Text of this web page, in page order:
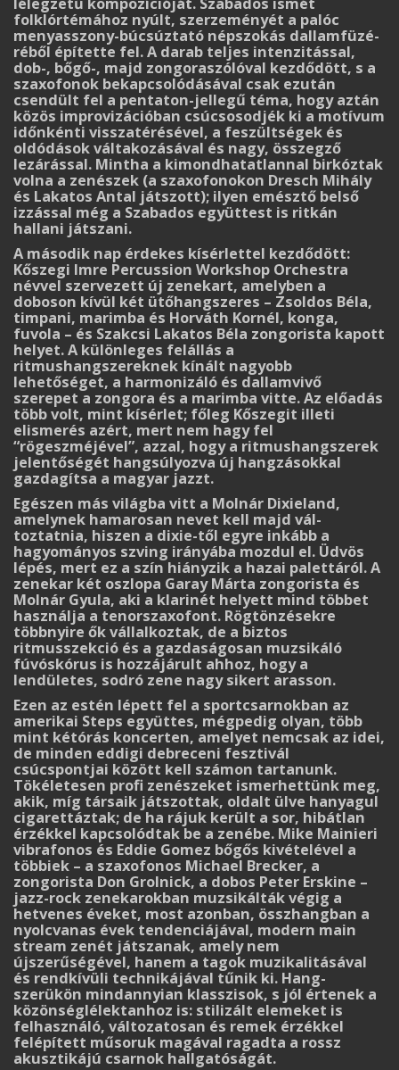
lélegzetű kompozícióját. Szabados ismét
folklórtémához nyúlt, szerzeményét a palóc
menyasszony-búcsúztató népszokás dallam­fü­zé­
réből építette fel. A darab teljes intenzitással,
dob-, bőgő-, majd zongoraszólóval kezdődött, s a
szaxofonok bekapcsolódásával csak ezután
csendült fel a pentaton-jellegű téma, hogy aztán
közös improvizációban csúcsosodjék ki a motívum
időnkénti visszatérésével, a feszültségek és
oldódások váltakozásával és nagy, összegző
lezárással. Mintha a kimondhatatlannal bir­kóztak
volna a zenészek (a szaxofonokon Dresch Mihály
és Lakatos Antal játszott); ilyen emésztő belső
izzással még a Szabados együttest is ritkán
hallani játszani.
A második nap érdekes kísérlettel kezdődött:
Kőszegi Imre Percussion Workshop Or­chestra
névvel szervezett új zenekart, amelyben a
doboson kívül két ütőhangszeres – Zsoldos Béla,
timpani, marimba és Horváth Kornél, konga,
fuvola – és Szakcsi Lakatos Béla zon­gorista kapott
helyet. A különleges felállás a
ritmushangszereknek kínált nagyobb
lehetőséget, a harmonizáló és dallamvivő
szerepet a zongora és a marimba vitte. Az előadás
több volt, mint kísérlet; főleg Kőszegit illeti
elismerés azért, mert nem hagy fel
“rögeszméjével”, azzal, hogy a ritmushangszerek
jelentőségét hangsúlyozva új hangzásokkal
gazdagítsa a magyar jazzt.
Egészen más világba vitt a Molnár Dixieland,
amelynek hamarosan nevet kell majd vál­
toztatnia, hiszen a dixie-től egyre inkább a
hagyományos szving irányába mozdul el. Üdvös
lépés, mert ez a szín hiányzik a hazai palettáról. A
zenekar két oszlopa Garay Márta zon­gorista és
Molnár Gyula, aki a klarinét helyett mind többet
használja a tenorszaxofont. Rög­tönzésekre
többnyire ők vállalkoztak, de a biztos
ritmusszekció és a gazdaságosan muzsikáló
fúvóskórus is hozzájárult ahhoz, hogy a
lendületes, sodró zene nagy sikert arasson.
Ezen az estén lépett fel a sportcsarnokban az
amerikai Steps együttes, mégpedig olyan, több
mint kétórás koncerten, amelyet nemcsak az idei,
de minden eddigi debreceni fesztivál
csúcspontjai között kell számon tartanunk.
Tökéletesen profi zenészeket ismerhettünk meg,
akik, míg társaik játszottak, oldalt ülve hanyagul
cigarettáztak; de ha rájuk került a sor, hibát­lan
érzékkel kapcsolódtak be a zenébe. Mike Mainieri
vibrafonos és Eddie Gomez bőgős ki­vételével a
többiek – a szaxofonos Michael Brecker, a
zongorista Don Grolnick, a dobos Peter Erskine –
jazz-rock zenekarokban muzsikálták végig a
hetvenes éveket, most azonban, össz­hangban a
nyolcvanas évek tendenciájával, modern main
stream zenét játszanak, amely nem
újszerűségével, hanem a tagok muzikalitásával
és rendkívüli technikájával tűnik ki. Hang­
szerükön mindannyian klasszisok, s jól értenek a
közönséglélektanhoz is: stilizált elemeket is
felhasználó, változatosan és remek érzékkel
felépített műsoruk magával ragadta a rossz
akusz­tikájú csarnok hallgatóságát.